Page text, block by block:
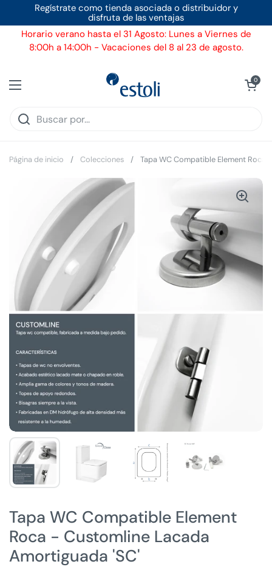
Ir al contenidoRegístrate como tienda asociada o distribuidor y
disfruta de las ventajas
Horario verano hasta el 31 Agosto: Lunes a Viernes de
8:00h a 14:00h - Vacaciones del 8 al 23 de agosto.
Abrir menú
Ver carrito
0
Página de inicio / Colecciones / Tapa WC Compatible Element Roca
Tapa WC Compatible Element
Roca - Customline Lacada
Amortiguada 'SC'